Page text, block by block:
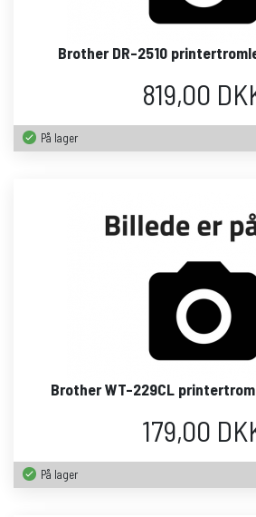
Brother DR-2510
819,00
På lager
Brother WT-229CL
179,00
På lager